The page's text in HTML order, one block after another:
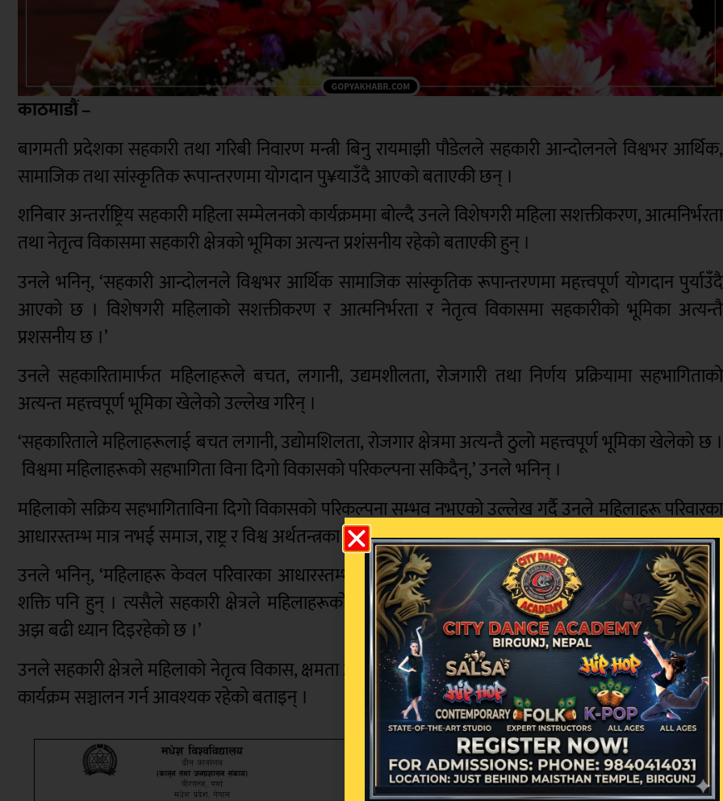
काठमाडौं –
बागमती प्रदेशका सहकारी तथा गरिबी निवारण मन्त्री बिनु रायमाझी पौडेलले सहकारी आन्दोलनले विश्वभर आर्थिक,
सामाजिक तथा सांस्कृतिक रूपान्तरणमा योगदान पु¥याउँदै आएको बताएकी छन् ।
शनिबार अन्तर्राष्ट्रिय सहकारी महिला सम्मेलनको कार्यक्रममा बोल्दै उनले विशेषगरी महिला सशक्तीकरण, आत्मनिर्भरता
तथा नेतृत्व विकासमा सहकारी क्षेत्रको भूमिका अत्यन्त प्रशंसनीय रहेको बताएकी हुन् ।
उनले भनिन्, ‘सहकारी आन्दोलनले विश्वभर आर्थिक सामाजिक सांस्कृतिक रूपान्तरणमा महत्त्वपूर्ण योगदान पुर्याउँदै
आएको छ । विशेषगरी महिलाको सशक्तीकरण र आत्मनिर्भरता र नेतृत्व विकासमा सहकारीको भूमिका अत्यन्तै
प्रशसनीय छ ।’
उनले सहकारितामार्फत महिलाहरूले बचत, लगानी, उद्यमशीलता, रोजगारी तथा निर्णय प्रक्रियामा सहभागिताको
अत्यन्त महत्त्वपूर्ण भूमिका खेलेको उल्लेख गरिन् ।
‘सहकारिताले महिलाहरूलाई बचत लगानी, उद्योमशिलता, रोजगार क्षेत्रमा अत्यन्तै ठुलो महत्त्वपूर्ण भूमिका खेलेको छ ।
विश्वमा महिलाहरूको सहभागिता विना दिगो विकासको परिकल्पना सकिदैन्,’ उनले भनिन् ।
महिलाको सक्रिय सहभागिताविना दिगो विकासको परिकल्पना सम्भव नभएको उल्लेख गर्दै उनले महिलाहरू परिवारका
आधारस्तम्भ मात्र नभई समाज, राष्ट्र र विश्व अर्थतन्त्रका प्रमुख चालक शक्ति रहेको बताइन् ।
उनले भनिन्, ‘महिलाहरू केवल परिवारका आधारस्तम्भ मात्र होइन समाज र राष्ट्र विश्व अर्थतन्त्रका महत्त्वपूर्ण चालक
शक्ति पनि हुन् । त्यसैले सहकारी क्षेत्रले महिलाहरूको नेतृत्व विकास, क्षमता अभिवृद्धि र आर्थिक अवसर विस्तारमा
अझ बढी ध्यान दिइरहेको छ ।’
उनले सहकारी क्षेत्रले महिलाको नेतृत्व विकास, क्षमता अभिवृद्धि तथा आर्थिक अवसर विस्तारका लागि अझ प्रभावकारी
कार्यक्रम सञ्चालन गर्न आवश्यक रहेको बताइन् ।